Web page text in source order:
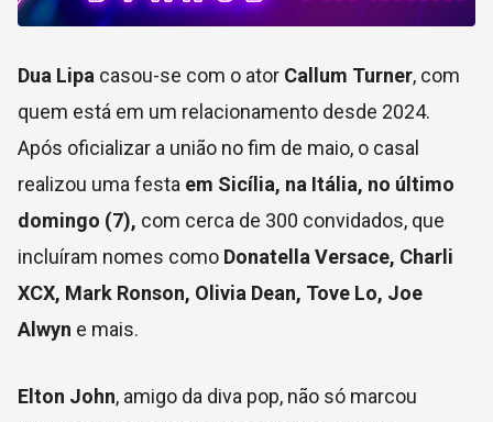
Dua Lipa casou-se com o ator Callum Turner, com
quem está em um relacionamento desde 2024.
Após oficializar a união no fim de maio, o casal
realizou uma festa em Sicília, na Itália, no último
domingo (7), com cerca de 300 convidados, que
incluíram nomes como Donatella Versace, Charli
XCX, Mark Ronson, Olivia Dean, Tove Lo, Joe
Alwyn e mais.
Elton John, amigo da diva pop, não só marcou